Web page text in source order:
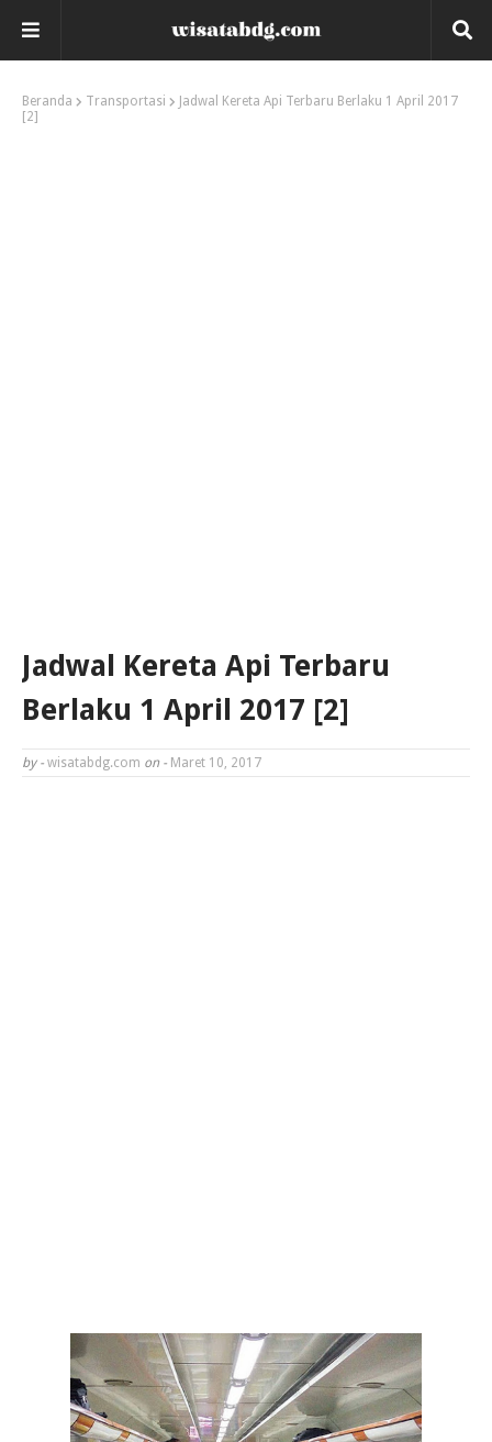
Beranda Transportasi
Jadwal Kereta Api Terbaru Berlaku 1 April 2017
[2]
Jadwal Kereta Api Terbaru
Berlaku 1 April 2017 [2]
by - wisatabdg.com on - Maret 10, 2017